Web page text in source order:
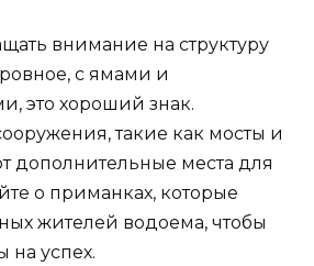
внимание на структуру
с ямами и
это хороший знак.
такие как мосты и
дополнительные места для
о приманках, которые
жителей водоема, чтобы
на успех.